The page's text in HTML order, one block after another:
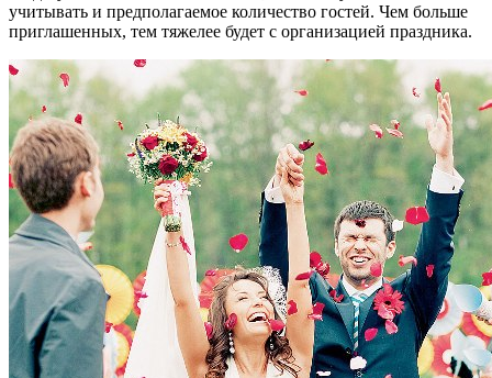
учитывать и предполагаемое количество гостей. Чем больше
приглашенных, тем тяжелее будет с организацией праздника.